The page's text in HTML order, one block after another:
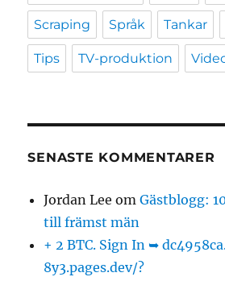
Scraping Språk Tankar
Tips TV-produktion
SENASTE KOMMENTARER
Jordan Lee omGästblogg:
till främst män
+ 2 BTC. Sign In ➥
8y3.pages.dev/?